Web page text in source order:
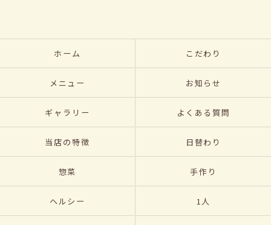
ホーム こだわり
メニュー お知らせ
ギャラリー よくある質問
当店の特徴 日替わり
惣菜 手作り
ヘルシー 1人